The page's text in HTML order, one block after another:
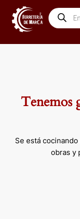
contenido
de
Tenemos
Se está
obras y